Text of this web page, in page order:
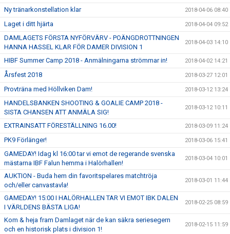
Ny tränarkonstellation klar 2018-04-06 08:40
Laget i ditt hjärta 2018-04-04 09:52
DAMLAGETS FÖRSTA NYFÖRVÄRV - POÄNGDROTTNINGEN
HANNA HASSEL KLAR FÖR DAMER DIVISION 1
2018-04-03 14:10
HIBF Summer Camp 2018 - Anmälningarna strömmar in! 2018-04-02 14:21
Årsfest 2018 2018-03-27 12:01
Provträna med Höllviken Dam! 2018-03-12 13:24
HANDELSBANKEN SHOOTING & GOALIE CAMP 2018 -
SISTA CHANSEN ATT ANMÄLA SIG!
2018-03-12 10:11
EXTRAINSATT FÖRESTÄLLNING 16.00! 2018-03-09 11:24
PK9 Förlänger! 2018-03-06 15:41
GAMEDAY! Idag kl 16:00 tar vi emot de regerande svenska
mästarna IBF Falun hemma i Halörhallen!
2018-03-04 10:01
AUKTION - Buda hem din favoritspelares matchtröja
och/eller canvastavla!
2018-03-01 11:44
GAMEDAY! 15:00 I HALÖRHALLEN TAR VI EMOT IBK DALEN
I VÄRLDENS BÄSTA LIGA!
2018-02-25 08:59
Kom & heja fram Damlaget när de kan säkra seriesegern
och en historisk plats i division 1!
2018-02-15 11:59